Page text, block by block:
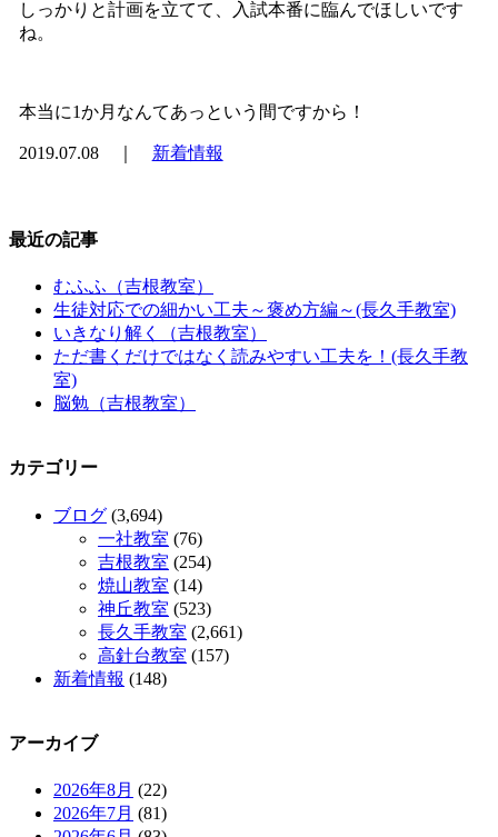
しっかりと計画を立てて、入試本番に臨んでほしいです
ね。
本当に1か月なんてあっという間ですから！
2019.07.08 ｜ 新着情報
最近の記事
むふふ（吉根教室）
生徒対応での細かい工夫～褒め方編～(長久手教室)
いきなり解く（吉根教室）
ただ書くだけではなく読みやすい工夫を！(長久手教
室)
脳勉（吉根教室）
カテゴリー
ブログ (3,694)
一社教室 (76)
吉根教室 (254)
焼山教室 (14)
神丘教室 (523)
長久手教室 (2,661)
高針台教室 (157)
新着情報 (148)
アーカイブ
2026年8月 (22)
2026年7月 (81)